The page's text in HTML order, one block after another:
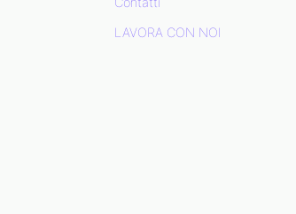
LAVORA CON NOI